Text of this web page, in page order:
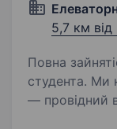
5,7 км від
Повна
студента. Ми компанія«Елеваторні системи»
— провідний